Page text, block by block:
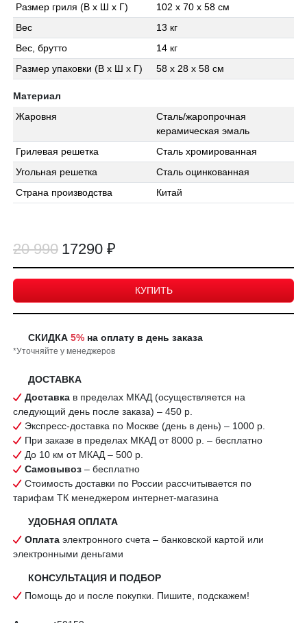
Размер гриля (В x Ш x Г)
102 х 70 х 58 см
Вес
13 кг
Вес, брутто
14 кг
Размер упаковки (В x Ш x Г)
58 x 28 x 58 см
Материал
Жаровня
Сталь/жаропрочная
керамическая эмаль
Грилевая решетка
Сталь хромированная
Угольная решетка
Сталь оцинкованная
Страна производства
Китай
20 990 17290 ₽
КУПИТЬ
СКИДКА 5%на оплату в день заказа
*Уточняйте у менеджеров
ДОСТАВКА
Доставка в пределах МКАД (осуществляется на
следующий день после заказа) – 450 р.
Экспресс-доставка по Москве (день в день) – 1000 р.
При заказе в пределах МКАД от 8000 р. – бесплатно
До 10 км от МКАД – 500 р.
Самовывоз – бесплатно
Стоимость доставки по России рассчитывается по
тарифам ТК менеджером интернет-магазина
УДОБНАЯ ОПЛАТА
Оплата электронного счета – банковской картой или
электронными деньгами
КОНСУЛЬТАЦИЯ И ПОДБОР
Помощь до и после покупки. Пишите, подскажем!